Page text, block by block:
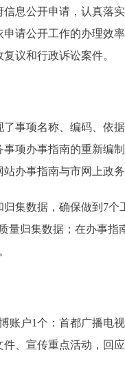
息公开申请，认真落
请公开工作的办理效
议和行政诉讼案件。
项名称、编码、依
项办事指南的重新编
办事指南与市网上政
数据，确保做到7个
量归集数据；在办事
户1个：首都广播电
、宣传重点活动，回